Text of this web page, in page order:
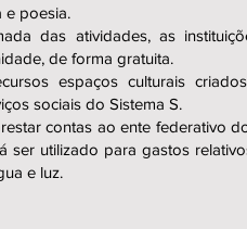
e poesia.
das atividades, as
de forma gratuita.
espaços culturais
sociais do Sistema S.
contas ao ente federativo
ser utilizado para gastos
e luz.